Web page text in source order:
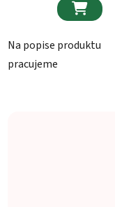

Na popise produktu
pracujeme